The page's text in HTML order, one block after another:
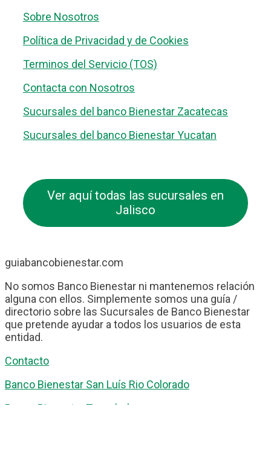
Sobre Nosotros
Política de Privacidad y de Cookies
Terminos del Servicio (TOS)
Contacta con Nosotros
Sucursales del banco Bienestar Zacatecas
Sucursales del banco Bienestar Yucatan
Ver aquí todas las sucursales en
Jalisco
guiabancobienestar.com
No somos Banco Bienestar ni mantenemos relación
alguna con ellos. Simplemente somos una guía /
directorio sobre las Sucursales de Banco Bienestar
que pretende ayudar a todos los usuarios de esta
entidad.
Contacto
Banco Bienestar San Luís Rio Colorado
Banco Bienestar Tapachula